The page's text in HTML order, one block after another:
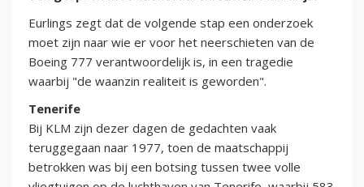
Eurlings zegt dat de volgende stap een onderzoek
moet zijn naar wie er voor het neerschieten van de
Boeing 777 verantwoordelijk is, in een tragedie
waarbij "de waanzin realiteit is geworden".
Tenerife
Bij KLM zijn dezer dagen de gedachten vaak
teruggegaan naar 1977, toen de maatschappij
betrokken was bij een botsing tussen twee volle